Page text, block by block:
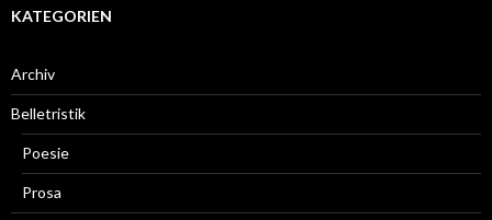
KATEGORIEN
Archiv
Belletristik
Poesie
Prosa